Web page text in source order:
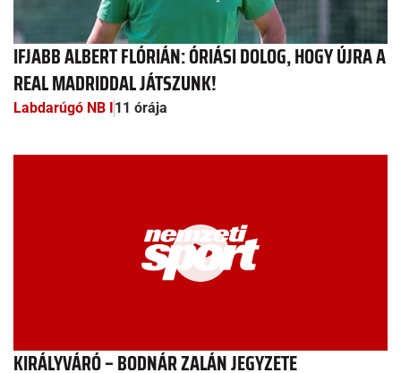
IFJABB ALBERT FLÓRIÁN: ÓRIÁSI DOLOG, HOGY ÚJRA A
REAL MADRIDDAL JÁTSZUNK!
Labdarúgó NB I11 órája
KIRÁLYVÁRÓ – BODNÁR ZALÁN JEGYZETE